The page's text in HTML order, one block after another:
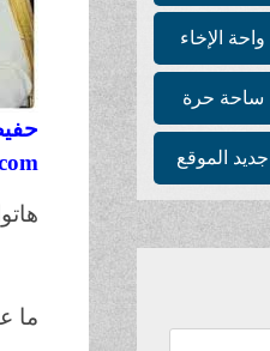
واحة الإخاء
ساحة حرة
جديد الموقع
ما